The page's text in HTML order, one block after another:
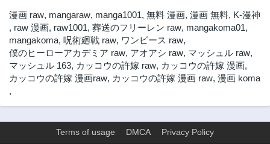
第272話
9ヶ月前
第271話
9ヶ月前
第270話
10ヶ月前
第269話
10ヶ月前
第268話 第267話
11ヶ月前
漫画 raw, mangaraw, manga1001, 無料 漫画, 漫画 無料, K-漫神
, raw 漫画, raw1001, 葬送のフリーレン raw, mangakoma01,
mangakoma, 呪術廻戦 raw, ワンピース raw,
僕のヒーローアカデミア raw, アオアシ raw, マッシュル raw,
マッシュル 163, カッコウの許嫁 raw, カッコウの許嫁 漫画,
カッコウの許嫁 漫画raw, カッコウの許嫁 漫画 raw, 漫画 koma
,
Terms of usage DMCA Privacy Policy